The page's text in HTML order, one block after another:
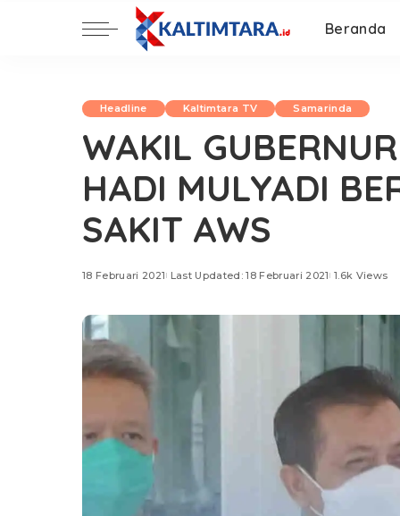
Beranda
Headline Kaltimtara TV Samarinda
WAKIL
HADI MULYADI
SAKIT AWS
18 Februari 2021 Last Updated: 18 Februari 2021 1.6k Views